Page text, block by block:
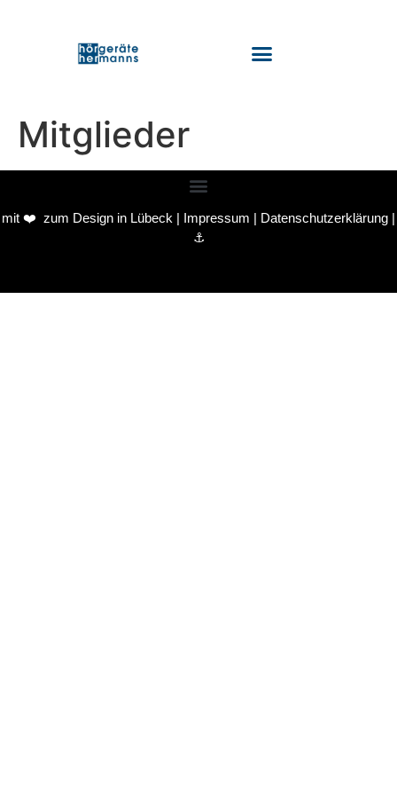
Mitglieder
mit ❤️ zum Design in Lübeck | Impressum | Datenschutzerklärung |
⚓